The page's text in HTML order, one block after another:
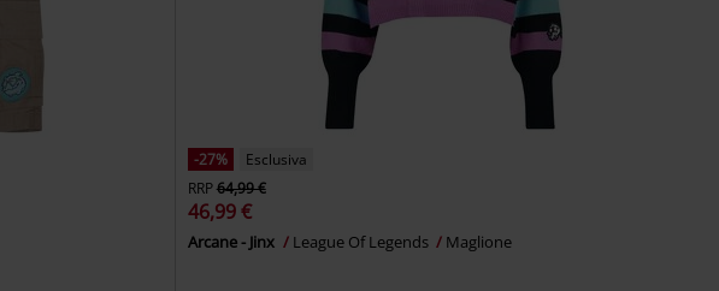
-27%
Esclusiva
RRP64,99 €
46,99 €
Arcane - Jinx League Of Legends Maglione